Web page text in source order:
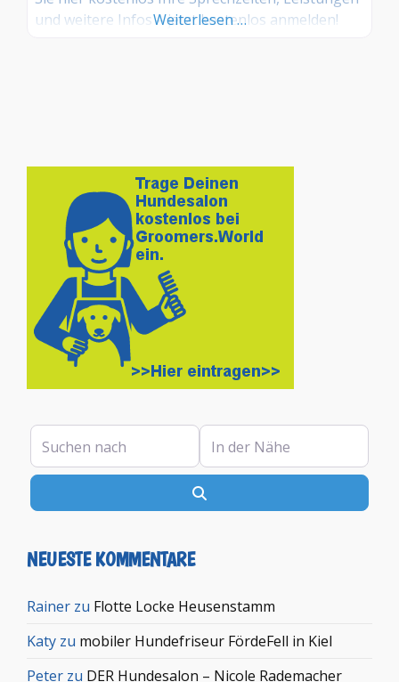
und weitere Infos – jetzt kostenlos anmelden!
Weiterlesen …
Suchen nach In der Nähe
NEUESTE KOMMENTARE
Rainer zu Flotte Locke Heusenstamm
Katy zu mobiler Hundefriseur FördeFell in Kiel
Peter zu DER Hundesalon – Nicole Rademacher